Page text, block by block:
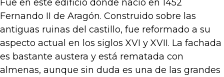
Fue en este edificio donde nació en 1452
Fernando II de Aragón. Construido sobre las
antiguas ruinas del castillo, fue reformado a su
aspecto actual en los siglos XVI y XVII. La fachada
es bastante austera y está rematada con
almenas, aunque sin duda es una de las grandes